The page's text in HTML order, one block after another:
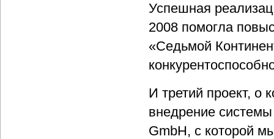
Успешная
2008 помогла
«Седьмой
И третий проект, о
внедрение
GmbH, с которой